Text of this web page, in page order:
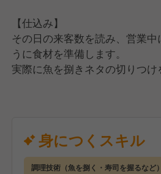
【仕込み】
その日の来客数を読み、営業
うに食材を準備します。
実際に魚を捌きネタの切りつ
ご注文いただいた商品をスピ
業態によってはお刺身の盛り
きれいなお寿司を握れるように
身につくスキル
調理技術（魚を捌く・寿司を握るなど）